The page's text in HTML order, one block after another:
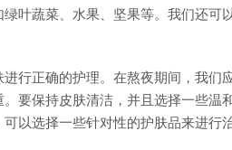
叶蔬菜、水果、坚果等。我们还
行正确的护理。在熬夜期间，我
要保持皮肤清洁，并且选择一些温
以选择一些针对性的护肤品来进行治